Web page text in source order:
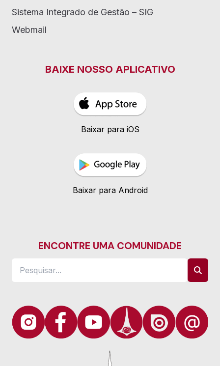
Sistema Integrado de Gestão – SIG
Webmail
BAIXE NOSSO APLICATIVO
Baixar para iOS
Baixar para Android
ENCONTRE UMA COMUNIDADE